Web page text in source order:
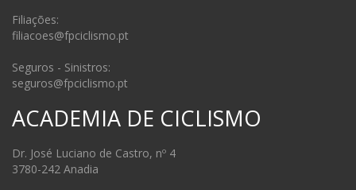
Filiações:
filiacoes@fpciclismo.pt
Seguros - Sinistros:
seguros@fpciclismo.pt
ACADEMIA DE CICLISMO
Dr. José Luciano de Castro, nº 4
3780-242 Anadia